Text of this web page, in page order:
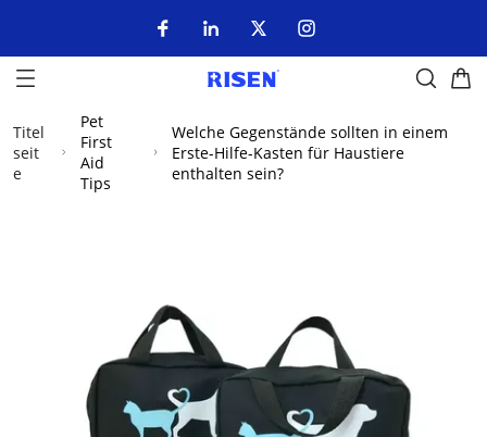
Titel
seit
e
Pet
First
Aid
Tips
Welche Gegenstände sollten in einem
Erste-Hilfe-Kasten für Haustiere
enthalten sein?